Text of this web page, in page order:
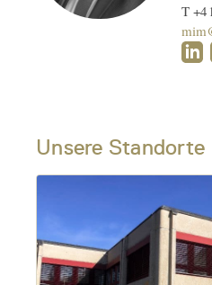
T
Unsere Standorte